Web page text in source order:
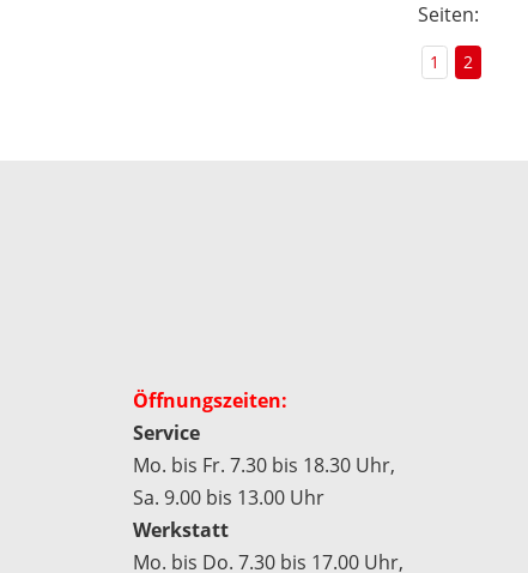
Seiten:
1 2
Öffnungszeiten:
Service
Mo. bis Fr. 7.30 bis 18.30 Uhr,
Sa. 9.00 bis 13.00 Uhr
Werkstatt
Mo. bis Do. 7.30 bis 17.00 Uhr,